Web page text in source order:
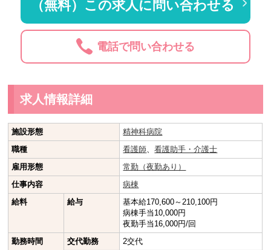
（無料）この求人に問い合わせる
電話で問い合わせる
求人情報詳細
施設形態
精神科病院
職種
看護師 、看護助手・介護士
雇用形態
常勤（夜勤あり）
仕事内容
病棟
給料
給与
基本給170,600～210,100円
病棟手当10,000円
夜勤手当16,000円/回
勤務時間
交代勤務
2交代